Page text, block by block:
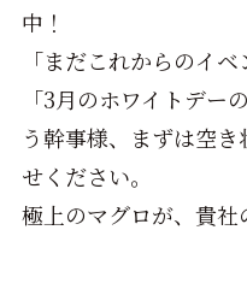
中！
「まだこれからのイ
「3月のホワイトデー
う幹事様、まずは空
せください。
極上のマグロが、貴